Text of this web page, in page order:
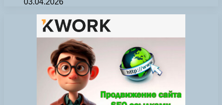
03.04.2026